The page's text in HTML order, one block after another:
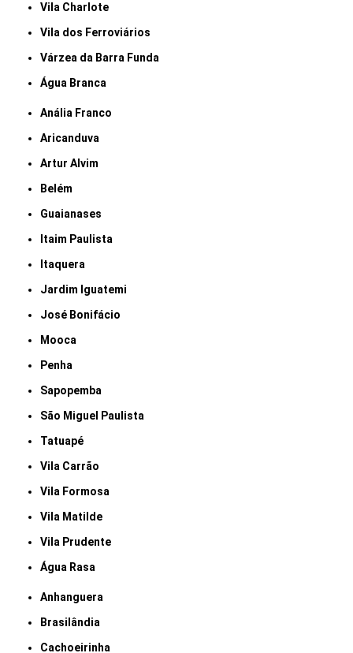
Vila Charlote
Vila dos Ferroviários
Várzea da Barra Funda
Água Branca
Anália Franco
Aricanduva
Artur Alvim
Belém
Guaianases
Itaim Paulista
Itaquera
Jardim Iguatemi
José Bonifácio
Mooca
Penha
Sapopemba
São Miguel Paulista
Tatuapé
Vila Carrão
Vila Formosa
Vila Matilde
Vila Prudente
Água Rasa
Anhanguera
Brasilândia
Cachoeirinha